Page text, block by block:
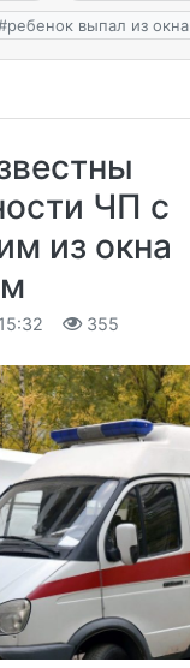
ребенок выпал из окна
ЧП с
из окна
355